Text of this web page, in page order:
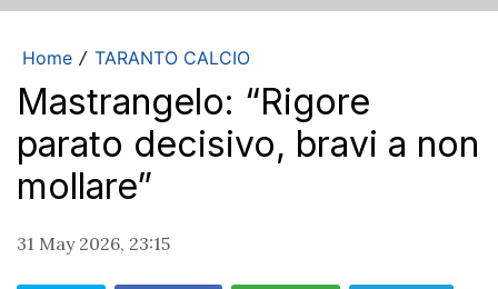
Home / TARANTO CALCIO
Mastrangelo: “Rigore
parato decisivo, bravi a non
mollare”
31 May 2026, 23:15